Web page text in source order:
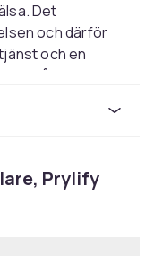
Det
och därför
och en
vårat
Prylify